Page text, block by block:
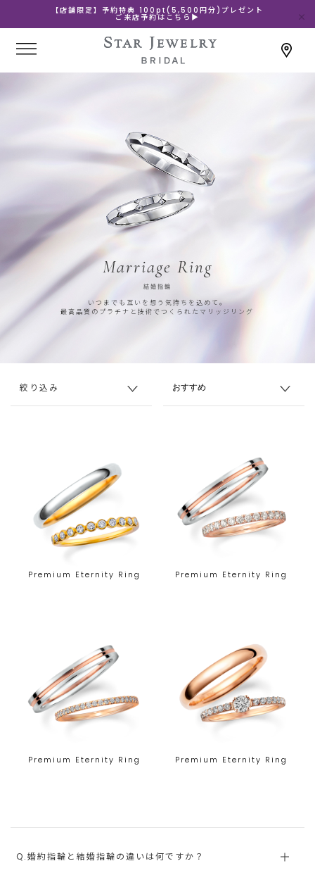
【店舗限定】予約特典 100pt(5,500円分)プレゼント
ご来店予約はこちら▶
Marriage Ring
結婚指輪
いつまでも互いを想う気持ちを込めて。
最高品質のプラチナと技術でつくられたマリッジリング
絞り込み
Premium Eternity Ring Premium Eternity Ring
Premium Eternity Ring Premium Eternity Ring
Q.婚約指輪と結婚指輪の違いは何ですか？